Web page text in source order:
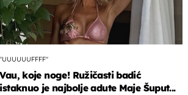
"UUUUUUFFFF"
Vau, koje noge! Ružičasti badić
istaknuo je najbolje adute Maje Šuput...